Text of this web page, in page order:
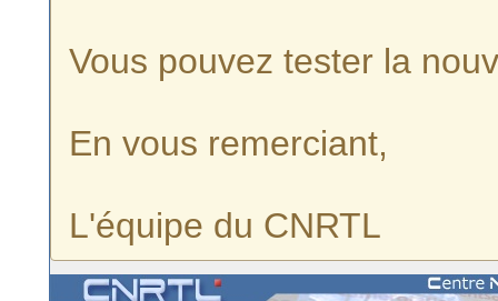
Vous pouvez tester la
En vous remerciant,
L'équipe du CNRTL